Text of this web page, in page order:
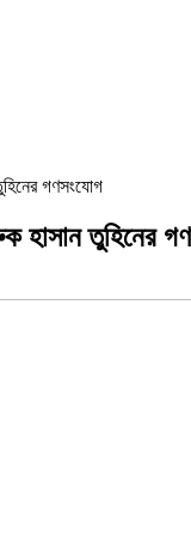
গণসংযোগ
হাসান তুহিনের